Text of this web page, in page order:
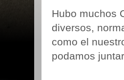
Hubo muchos
diversos,
como el
podamos